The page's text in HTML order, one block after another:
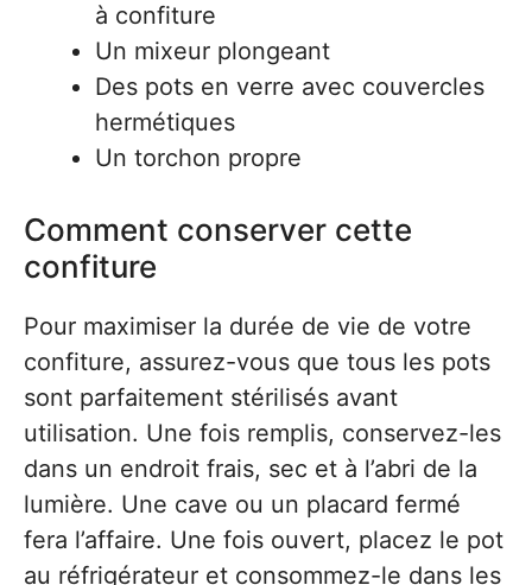
à confiture
Un mixeur plongeant
Des pots en verre avec couvercles
hermétiques
Un torchon propre
Comment conserver cette
confiture
Pour maximiser la durée de vie de votre
confiture, assurez-vous que tous les pots
sont parfaitement stérilisés avant
utilisation. Une fois remplis, conservez-les
dans un endroit frais, sec et à l’abri de la
lumière. Une cave ou un placard fermé
fera l’affaire. Une fois ouvert, placez le pot
au réfrigérateur et consommez-le dans les